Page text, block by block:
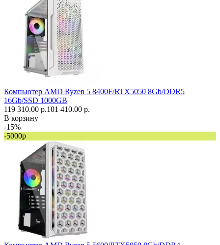
Компьютер AMD Ryzen 5 8400F/RTX5050 8Gb/DDR5
16Gb/SSD 1000GB
119 310.00 р.101 410.00 р.
В корзину
-15%
-5000р